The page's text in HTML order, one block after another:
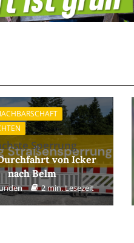
Sperrung
von Icker
nach Belm
2 min. Lesezeit